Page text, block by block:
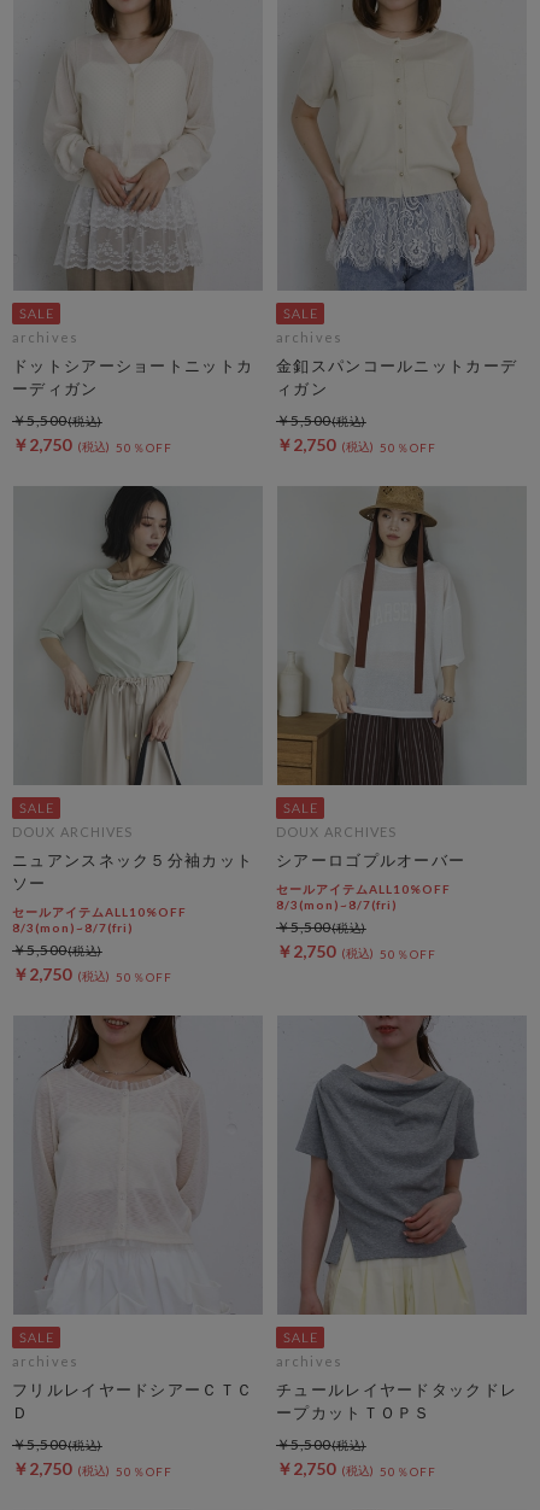
archives
ドットシアーショートニットカ
ーディガン
￥2,750 50％OFF
￥5,500
archives
金釦スパンコールニットカーデ
ィガン
￥2,750 50％OFF
￥5,500
DOUX ARCHIVES
ニュアンスネック５分袖カット
ソー
セールアイテムALL10%OFF
8/3(mon)~8/7(fri)
￥2,750 50％OFF
￥5,500
DOUX ARCHIVES
シアーロゴプルオーバー
セールアイテムALL10%OFF
8/3(mon)~8/7(fri)
￥2,750 50％OFF
￥5,500
archives
フリルレイヤードシアーＣＴＣ
Ｄ
￥2,750 50％OFF
￥5,500
archives
チュールレイヤードタックドレ
ープカットＴＯＰＳ
￥2,750 50％OFF
￥5,500